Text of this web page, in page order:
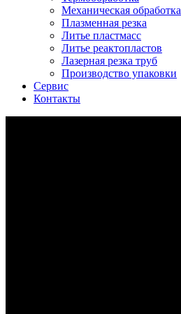
Механическая обработка
Плазменная резка
Литье пластмасс
Литье реактопластов
Лазерная резка труб
Производство упаковки
Сервис
Контакты